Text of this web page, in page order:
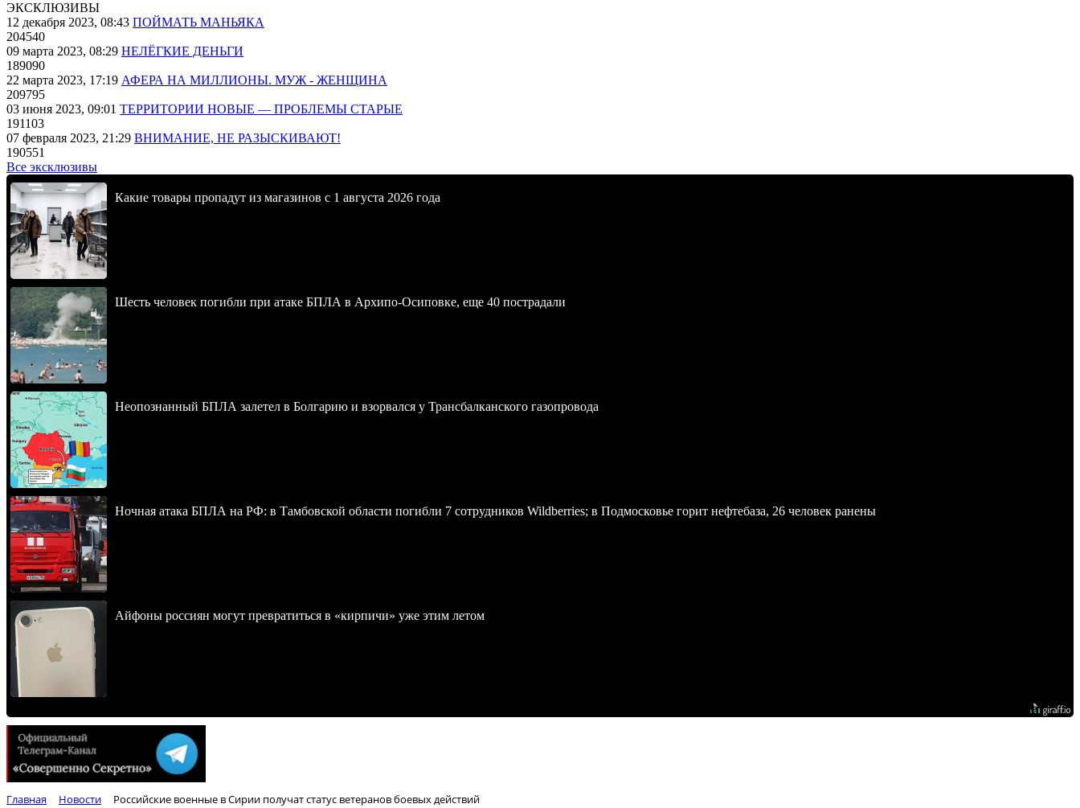
ЭКСКЛЮЗИВЫ
12 декабря 2023, 08:43 ПОЙМАТЬ МАНЬЯКА
204540
09 марта 2023, 08:29 НЕЛЁГКИЕ ДЕНЬГИ
189090
22 марта 2023, 17:19 АФЕРА НА МИЛЛИОНЫ. МУЖ - ЖЕНЩИНА
209795
03 июня 2023, 09:01 ТЕРРИТОРИИ НОВЫЕ — ПРОБЛЕМЫ СТАРЫЕ
191103
07 февраля 2023, 21:29 ВНИМАНИЕ, НЕ РАЗЫСКИВАЮТ!
190551
Все эксклюзивы
Какие товары пропадут из магазинов с 1 августа 2026 года
Шесть человек погибли при атаке БПЛА в Архипо-Осиповке, еще 40 пострадали
Неопознанный БПЛА залетел в Болгарию и взорвался у Трансбалканского газопровода
Ночная атака БПЛА на РФ: в Тамбовской области погибли 7 сотрудников Wildberries; в Подмосковье горит нефтебаза, 26 человек ранены
Айфоны россиян могут превратиться в «кирпичи» уже этим летом
Главная Новости Российские военные в Сирии получат статус ветеранов боевых действий